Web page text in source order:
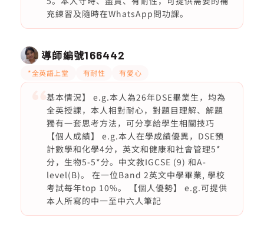
充練習及隨時在WhatsApp問功課。
導師編號166442
*全英語上堂 有耐性 有愛心
基本情況】 e.g.本人為26年DSE畢業生，均為
全英授課，本人相對耐心，對題目理解、解題
獨有一套思考方法，可分享給學生相關技巧
【個人成績】 e.g.本人在學成績優異，DSE預
計數學和化學4分，英文和健康和社會管理5*
分，生物5-5*分。中文教IGCSE (9) 和A-
level(B)。 在一位Band 2英文中學畢業, 學校
考試每年top 10%。 【個人優勢】 e.g.可提供
本人所寫的中一至中六人筆記